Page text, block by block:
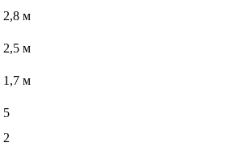
2,8 м
2,5 м
1,7 м
5
2